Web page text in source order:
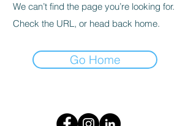
We can’t find the page you’re looking for.
Check the URL, or head back home.
Go Home